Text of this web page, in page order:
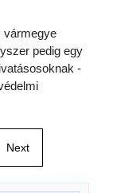
vármegye
pedig egy
-
Next